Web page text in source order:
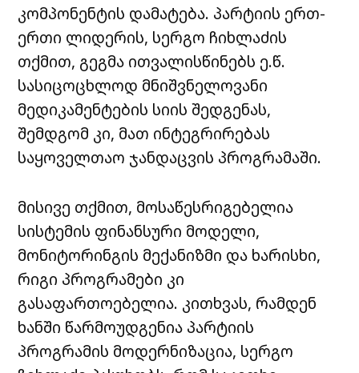
კომპონენტის დამატება. პარტიის ერთ-
ერთი ლიდერის, სერგო ჩიხლაძის
თქმით, გეგმა ითვალისწინებს ე.წ.
სასიცოცხლოდ მნიშვნელოვანი
მედიკამენტების სიის შედგენას,
შემდგომ კი, მათ ინტეგრირებას
საყოველთაო ჯანდაცვის პროგრამაში.
მისივე თქმით, მოსაწესრიგებელია
სისტემის ფინანსური მოდელი,
მონიტორინგის მექანიზმი და ხარისხი,
რიგი პროგრამები კი
გასაფართოებელია. კითხვას, რამდენ
ხანში წარმოუდგენია პარტიის
პროგრამის მოდერნიზაცია, სერგო